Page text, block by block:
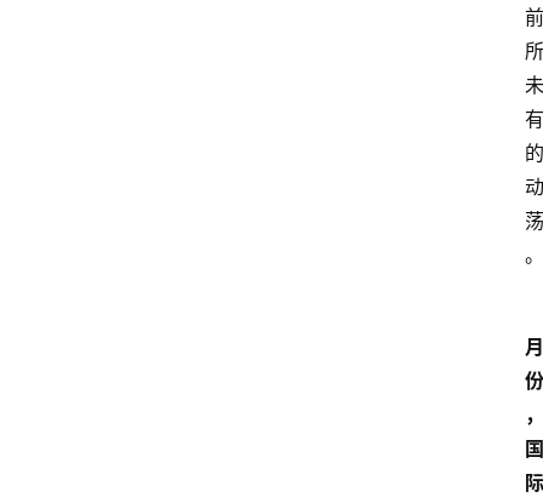
前
所
未
有
的
动
荡
。
月
份
，
国
际